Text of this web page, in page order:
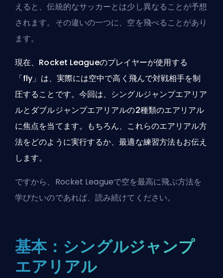
えると、伝統的なサッカーとは少し異なることが予想
されます。その違いの一つに、空を飛べることがあり
ます。
現在、Rocket Leagueのプレイヤーが使用する
「fly」は、実際には空中で高く飛んで対戦相手を制
圧することです。今回は、シングルジャンプエアリア
ルとダブルジャンプエアリアルの2種類のエアリアル
に焦点を当てます。もちろん、これらのエアリアル方
法をどのように実行するか、最適な練習方法もお伝え
します。
ですから、Rocket Leagueで空を最高に飛ぶ方法を
学びたいのであれば、読み続けてください。
基本：シングルジャンプ
エアリアル